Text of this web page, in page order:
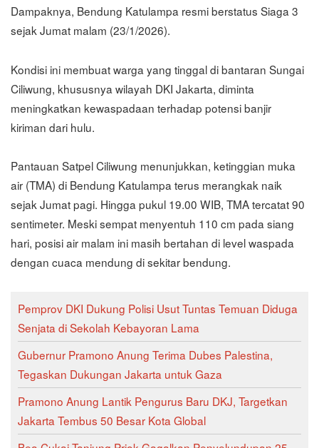
Dampaknya, Bendung Katulampa resmi berstatus Siaga 3
sejak Jumat malam (23/1/2026).
Kondisi ini membuat warga yang tinggal di bantaran Sungai
Ciliwung, khususnya wilayah DKI Jakarta, diminta
meningkatkan kewaspadaan terhadap potensi banjir
kiriman dari hulu.
Pantauan Satpel Ciliwung menunjukkan, ketinggian muka
air (TMA) di Bendung Katulampa terus merangkak naik
sejak Jumat pagi. Hingga pukul 19.00 WIB, TMA tercatat 90
sentimeter. Meski sempat menyentuh 110 cm pada siang
hari, posisi air malam ini masih bertahan di level waspada
dengan cuaca mendung di sekitar bendung.
Pemprov DKI Dukung Polisi Usut Tuntas Temuan Diduga
Senjata di Sekolah Kebayoran Lama
Gubernur Pramono Anung Terima Dubes Palestina,
Tegaskan Dukungan Jakarta untuk Gaza
Pramono Anung Lantik Pengurus Baru DKJ, Targetkan
Jakarta Tembus 50 Besar Kota Global